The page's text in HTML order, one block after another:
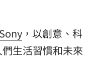
Sony ，以創意、科
生活習慣和未來